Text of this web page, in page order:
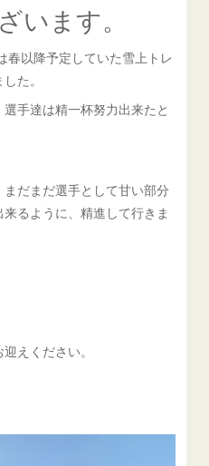
います。
春以降予定していた雪上トレ
た。
手達は精一杯努力出来たと
だまだ選手として甘い部分
るように、精進して行きま
えください。